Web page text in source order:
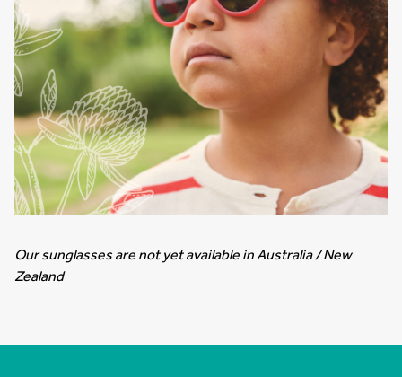
Our sunglasses are not yet available in Australia / New
Zealand